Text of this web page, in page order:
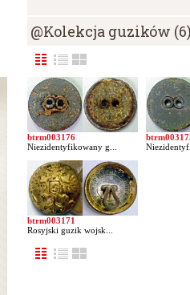
@Kolekcja guzików
btrm003176
Niezidentyfikowany g...
btrm003171
Rosyjski guzik wojsk...